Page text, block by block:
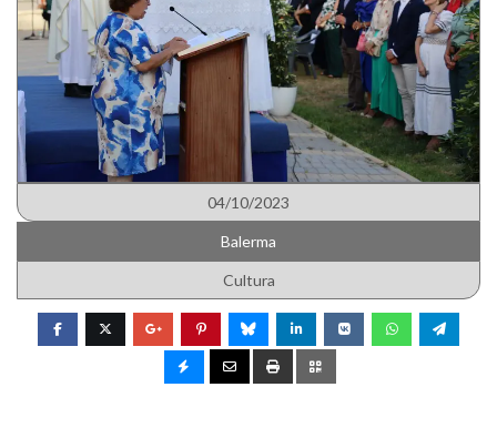
04/10/2023
Balerma
Cultura